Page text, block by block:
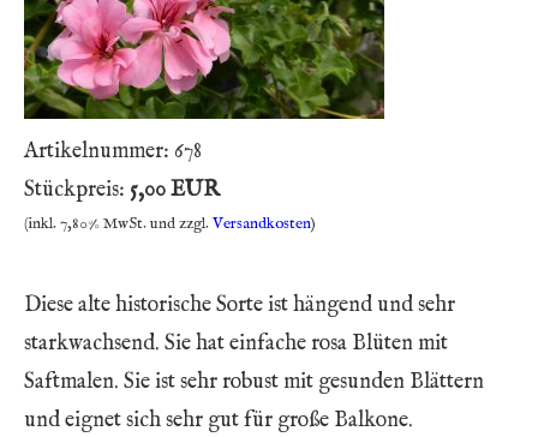
Artikelnummer: 678
Stückpreis: 5,00 EUR
(inkl. 7,80% MwSt. und zzgl.Versandkosten)
Diese alte historische Sorte ist hängend und sehr
starkwachsend. Sie hat einfache rosa Blüten mit
Saftmalen. Sie ist sehr robust mit gesunden Blättern
und eignet sich sehr gut für große Balkone.